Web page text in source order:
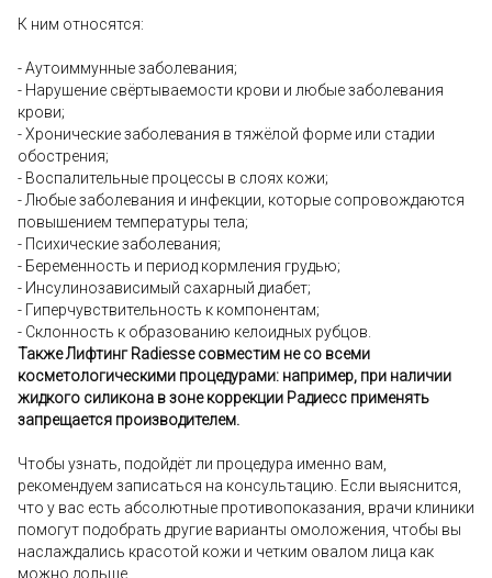
К ним относятся:
- Аутоиммунные заболевания;
- Нарушение свёртываемости крови и любые заболевания
крови;
- Хронические заболевания в тяжёлой форме или стадии
обострения;
- Воспалительные процессы в слоях кожи;
- Любые заболевания и инфекции, которые сопровождаются
повышением температуры тела;
- Психические заболевания;
- Беременность и период кормления грудью;
- Инсулинозависимый сахарный диабет;
- Гиперчувствительность к компонентам;
- Склонность к образованию келоидных рубцов.
Также Лифтинг Radiesse совместим не со всеми
косметологическими процедурами: например, при наличии
жидкого силикона в зоне коррекции Радиесс применять
запрещается производителем.
Чтобы узнать, подойдёт ли процедура именно вам,
рекомендуем записаться на консультацию. Если выяснится,
что у вас есть абсолютные противопоказания, врачи клиники
помогут подобрать другие варианты омоложения, чтобы вы
наслаждались красотой кожи и четким овалом лица как
можно дольше.